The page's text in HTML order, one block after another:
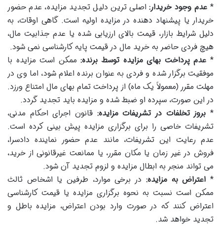
*عدم وجود خریدار: اصلی ترین دلیل تجدید مزایده، عدم حضور
خریدار یا پیشنهاد دهنده در مزایده اولیه است. گاهی اوقات، به
دلیل شرایط بازار، قیمت بالای ارزیابی شده یا عدم جذابیت مال،
هیچ فردی حاضر به خرید مال در قیمت پایه کارشناسی نمی شود.
* عدم پرداخت بهای مزایده توسط برنده:ممکن است مزایده با
موفقیت برگزار شده و فردی به عنوان برنده اعلام شود، اما وی در
مهلت مقرر (معمولاً یک ماه) از پرداخت تمام بهای مال امتناع ورزد.
در این صورت، سپرده او ضبط شده و مزایده باید تجدید گردد.
* بروز تخلفات در تشریفات مزایده: قانون اجرای احکام مدنی،
تشریفات خاصی را برای برگزاری مزایده پیش بینی کرده است.
عدم رعایت این تشریفات، مانند عدم حضور نماینده دادسرا،
فروش در غیر زمان یا مکان مقرر، یا ممانعت غیرقانونی از خرید،
می تواند منجر به ابطال مزایده و لزوم تجدید آن شود.
* اعتراض به مزایده: در برخی موارد، طرفین یا اشخاص ثالث
ممکن است نسبت به نحوه برگزاری مزایده یا قیمت کارشناسی
اعتراض کنند که در صورت وارد بودن اعتراض، مزایده باطل و
تجدید خواهد شد.